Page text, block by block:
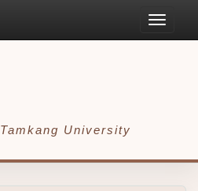
Toggle
Tamkang University